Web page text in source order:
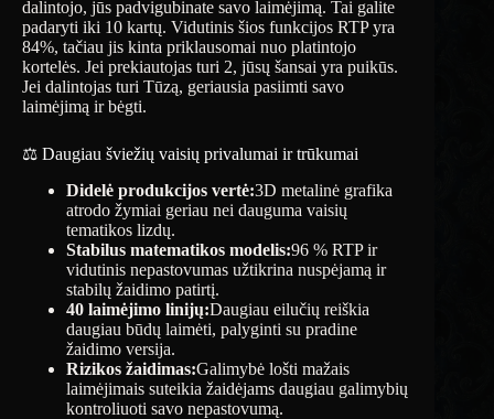
dalintojo, jūs padvigubinate savo laimėjimą. Tai galite
padaryti iki 10 kartų. Vidutinis šios funkcijos RTP yra
84%, tačiau jis kinta priklausomai nuo platintojo
kortelės. Jei prekiautojas turi 2, jūsų šansai yra puikūs.
Jei dalintojas turi Tūzą, geriausia pasiimti savo
laimėjimą ir bėgti.
⚖️ Daugiau šviežių vaisių privalumai ir trūkumai
Didelė produkcijos vertė:3D metalinė grafika
atrodo žymiai geriau nei dauguma vaisių
tematikos lizdų.
Stabilus matematikos modelis:96 % RTP ir
vidutinis nepastovumas užtikrina nuspėjamą ir
stabilų žaidimo patirtį.
40 laimėjimo linijų:Daugiau eilučių reiškia
daugiau būdų laimėti, palyginti su pradine
žaidimo versija.
Rizikos žaidimas:Galimybė lošti mažais
laimėjimais suteikia žaidėjams daugiau galimybių
kontroliuoti savo nepastovumą.